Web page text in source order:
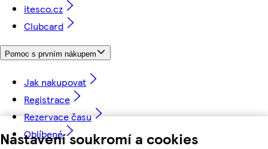
Nastavení soukromí a cookies
itesco.cz
Clubcard
Pomoc s prvním nákupem
Jak nakupovat
Registrace
Rezervace času
Oblíbené